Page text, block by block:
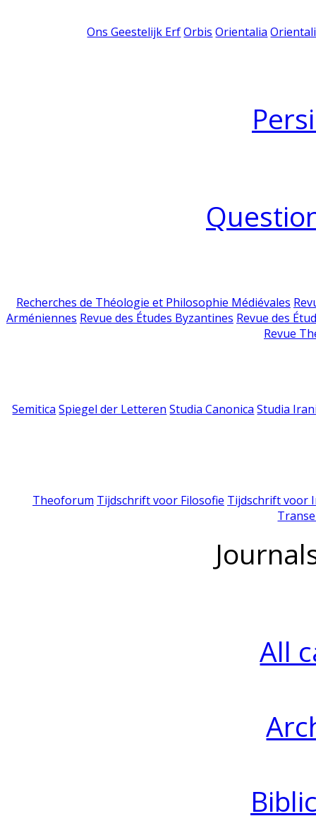
Ons Geestelijk Erf Orbis Orientalia
Recherches de Théologie et Philosophie Médiévales
Arméniennes Revue des Études Byzantines Revue des
Revue
Semitica Spiegel der Letteren Studia Canonica Studia
Theoforum Tijdschrift voor Filosofie Tijdschrift voor
All